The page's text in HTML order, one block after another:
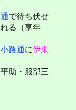
で待ち伏せ
る（享年
路通に伊東
助・服部三